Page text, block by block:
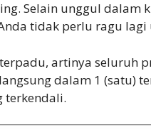
Selain unggul
tidak perlu ragu
artinya seluruh
dalam 1 (satu)
terkendali.